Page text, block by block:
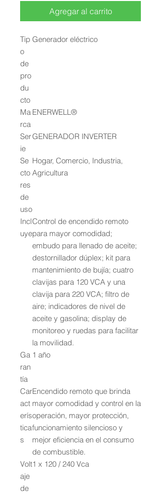
Agregar al carrito
Tip
o
de
pro
du
cto
Generador eléctrico
Ma
rca
ENERWELL®
Ser
ie
GENERADOR INVERTER
Se
cto
res
de
uso
Hogar, Comercio, Industria,
Agricultura
Incl
uye
Control de encendido remoto
para mayor comodidad;
embudo para llenado de aceite;
destornillador dúplex; kit para
mantenimiento de bujía; cuatro
clavijas para 120 VCA y una
clavija para 220 VCA; filtro de
aire; indicadores de nivel de
aceite y gasolina; display de
monitoreo y ruedas para facilitar
la movilidad.
Ga
ran
tía
1 año
Car
act
erís
tica
s
Encendido remoto que brinda
mayor comodidad y control en la
operación, mayor protección,
funcionamiento silencioso y
mejor eficiencia en el consumo
de combustible.
Volt
aje
de
1 x 120 / 240 Vca